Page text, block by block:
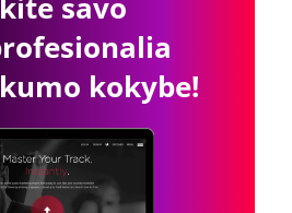
savo
kokybe!